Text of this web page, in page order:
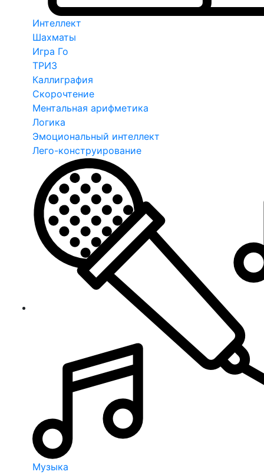
Интеллект
Шахматы
Игра Го
ТРИЗ
Каллиграфия
Скорочтение
Ментальная арифметика
Логика
Эмоциональный интеллект
Лего-конструирование
Музыка